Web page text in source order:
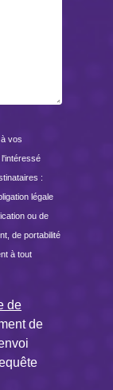
vos
:
légale
ou de
de portabilité
à tout
de
de